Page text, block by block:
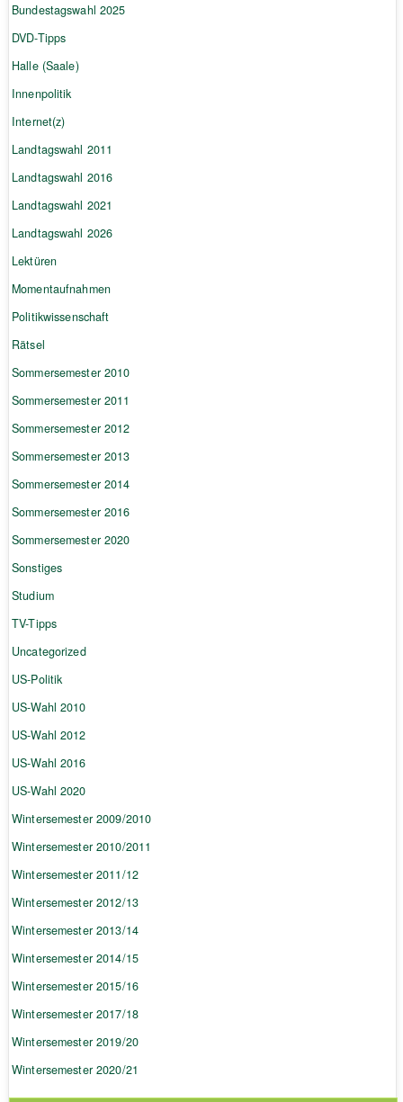
Bundestagswahl 2025
DVD-Tipps
Halle (Saale)
Innenpolitik
Internet(z)
Landtagswahl 2011
Landtagswahl 2016
Landtagswahl 2021
Landtagswahl 2026
Lektüren
Momentaufnahmen
Politikwissenschaft
Rätsel
Sommersemester 2010
Sommersemester 2011
Sommersemester 2012
Sommersemester 2013
Sommersemester 2014
Sommersemester 2016
Sommersemester 2020
Sonstiges
Studium
TV-Tipps
Uncategorized
US-Politik
US-Wahl 2010
US-Wahl 2012
US-Wahl 2016
US-Wahl 2020
Wintersemester 2009/2010
Wintersemester 2010/2011
Wintersemester 2011/12
Wintersemester 2012/13
Wintersemester 2013/14
Wintersemester 2014/15
Wintersemester 2015/16
Wintersemester 2017/18
Wintersemester 2019/20
Wintersemester 2020/21